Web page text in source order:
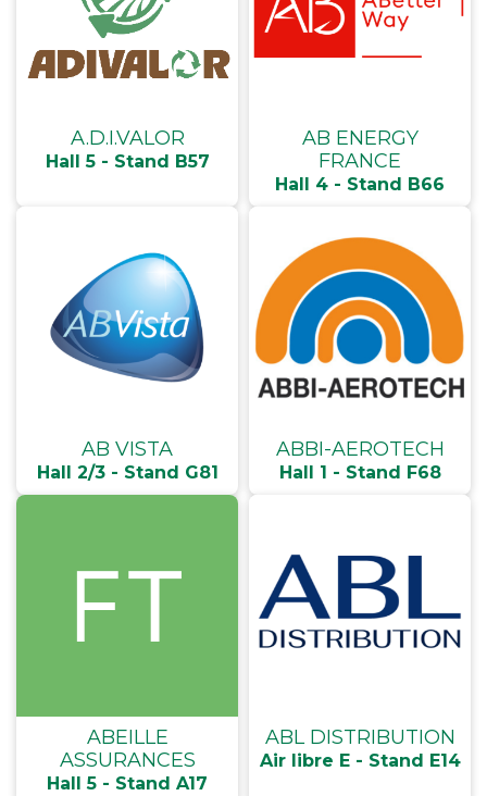
A.D.I.VALOR
Hall 5 - Stand B57
AB ENERGY
FRANCE
Hall 4 - Stand B66
AB VISTA
Hall 2/3 - Stand G81
ABBI-AEROTECH
Hall 1 - Stand F68
ABEILLE
ASSURANCES
Hall 5 - Stand A17
ABL DISTRIBUTION
Air libre E - Stand E14